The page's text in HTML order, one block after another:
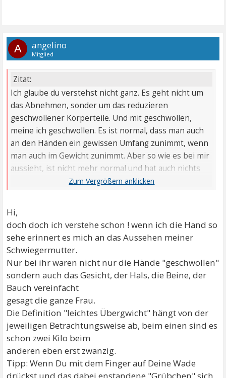
A angelino
Mitglied
Zitat:
Ich glaube du verstehst nicht ganz. Es geht nicht um
das Abnehmen, sonder um das reduzieren
geschwollener Körperteile. Und mit geschwollen,
meine ich geschwollen. Es ist normal, dass man auch
an den Händen ein gewissen Umfang zunimmt, wenn
man auch im Gewicht zunimmt. Aber so wie es bei mir
aussieht, ist nicht mehr normal und hat auch nichts
mit leichtem Übergewicht zu tun.
LG
Hi,
doch doch ich verstehe schon ! wenn ich die Hand so
sehe erinnert es mich an das Aussehen meiner
Schwiegermutter.
Nur bei ihr waren nicht nur die Hände "geschwollen"
sondern auch das Gesicht, der Hals, die Beine, der
Bauch vereinfacht
gesagt die ganze Frau.
Die Definition "leichtes Übergwicht" hängt von der
jeweiligen Betrachtungsweise ab, beim einen sind es
schon zwei Kilo beim
anderen eben erst zwanzig.
Tipp: Wenn Du mit dem Finger auf Deine Wade
drückst und das dabei enstandene "Grübchen" sich